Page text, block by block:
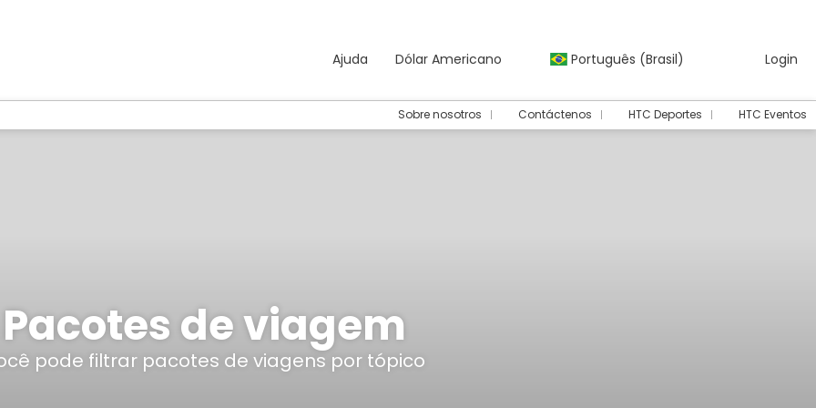
Ajuda Dólar Americano Português (Brasil) Login
Sobre nosotros Contáctenos HTC Deportes HTC Eventos
Pacotes de viagem
pode filtrar pacotes de viagens por tópico